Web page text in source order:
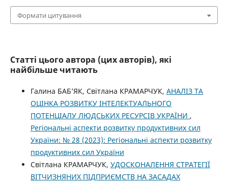
Формати цитування
Статті цього автора (цих авторів), які
найбільше читають
Галина БАБ’ЯК, Світлана КРАМАРЧУК, АНАЛІЗ ТА
ОЦІНКА РОЗВИТКУ ІНТЕЛЕКТУАЛЬНОГО
ПОТЕНЦІАЛУ ЛЮДСЬКИХ РЕСУРСІВ УКРАЇНИ ,
Регіональні аспекти розвитку продуктивних сил
України: № 28 (2023): Регіональні аспекти розвитку
продуктивних сил України
Світлана КРАМАРЧУК, УДОСКОНАЛЕННЯ СТРАТЕГІЇ
ВІТЧИЗНЯНИХ ПІДПРИЄМСТВ НА ЗАСАДАХ